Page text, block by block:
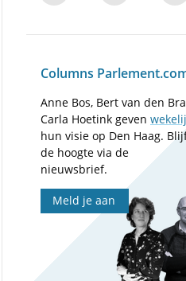
Columns
Anne Bos, Bert van den
Carla Hoetink geven
hun visie op Den Haag.
de hoogte via de
nieuwsbrief.
Meld je aan